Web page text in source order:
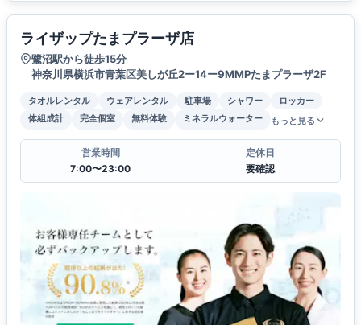
ライザップたまプラーザ店
鷺沼駅から徒歩15分
神奈川県横浜市青葉区美しが丘2ー14ー9MMPたまプラーザ2F
タオルレンタル ウェアレンタル 駐車場 シャワー
ロッカー
体組成計
完全個室 無料体験 ミネラルウォーター もっと見る
営業時間
7:00〜23:00
定休日
要確認